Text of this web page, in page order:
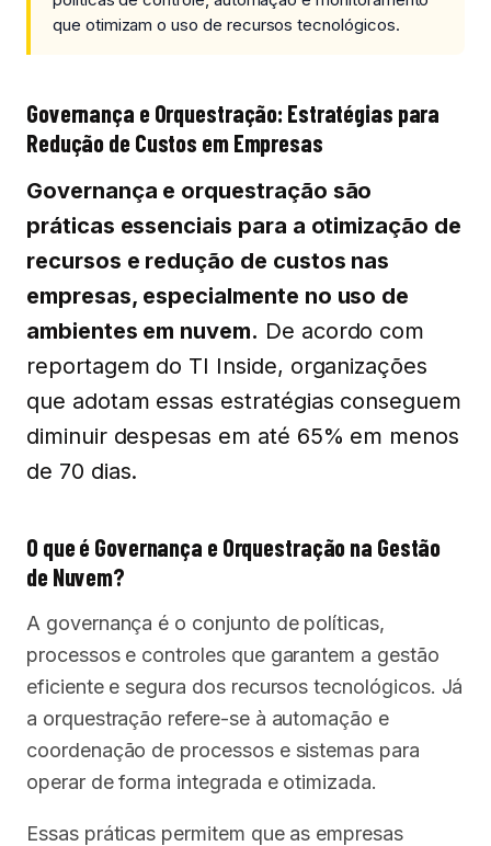
que otimizam o uso de recursos tecnológicos.
Governança e Orquestração: Estratégias para
Redução de Custos em Empresas
Governança e orquestração são
práticas essenciais para a otimização de
recursos e redução de custos nas
empresas, especialmente no uso de
ambientes em nuvem. De acordo com
reportagem do TI Inside, organizações
que adotam essas estratégias conseguem
diminuir despesas em até 65% em menos
de 70 dias.
O que é Governança e Orquestração na Gestão
de Nuvem?
A governança é o conjunto de políticas,
processos e controles que garantem a gestão
eficiente e segura dos recursos tecnológicos. Já
a orquestração refere-se à automação e
coordenação de processos e sistemas para
operar de forma integrada e otimizada.
Essas práticas permitem que as empresas